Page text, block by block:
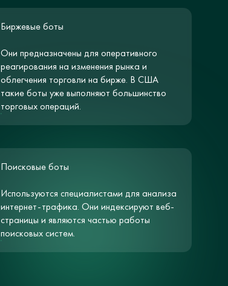
Биржевые боты
Они предназначены для оперативного
реагирования на изменения рынка и
облегчения торговли на бирже. В США
такие боты уже выполняют большинство
торговых операций.
Поисковые боты
Используются специалистами для анализа
интернет-трафика. Они индексируют веб-
страницы и являются частью работы
поисковых систем.